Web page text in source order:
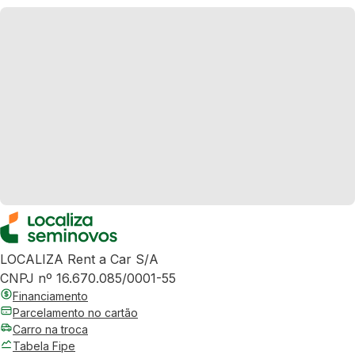
LOCALIZA Rent a Car S/A
CNPJ nº 16.670.085/0001-55
Financiamento
Parcelamento no cartão
Carro na troca
Tabela Fipe